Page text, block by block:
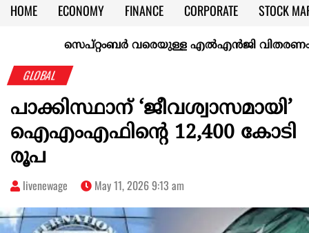
HOME ECONOMY FINANCE CORPORATE
STOCK
KERALA @70
സെപ്റ്റംബർ വരെയുള്ള എൽഎൻജി വിതരണം
GLOBAL
പാക്കിസ്ഥാന് ‘ജീവശ്വാസമായി’
ഐഎംഎഫിന്റെ 12,400 കോടി
രൂപ
livenewage May 11, 2026 9:13 am